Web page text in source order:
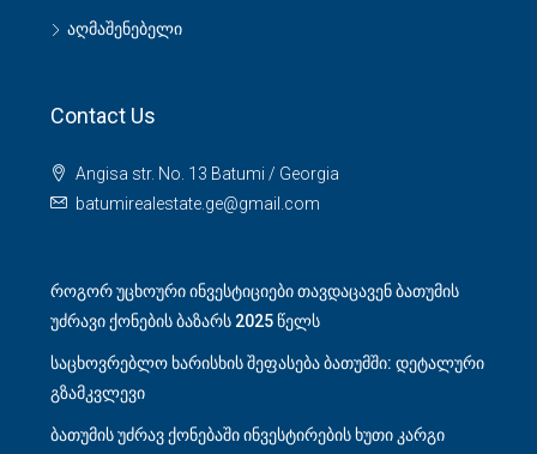
აღმაშენებელი
Contact Us
Angisa str. No. 13 Batumi / Georgia
batumirealestate.ge@gmail.com
როგორ უცხოური ინვესტიციები თავდაცავენ ბათუმის
უძრავი ქონების ბაზარს 2025 წელს
საცხოვრებლო ხარისხის შეფასება ბათუმში: დეტალური
გზამკვლევი
ბათუმის უძრავ ქონებაში ინვესტირების ხუთი კარგი